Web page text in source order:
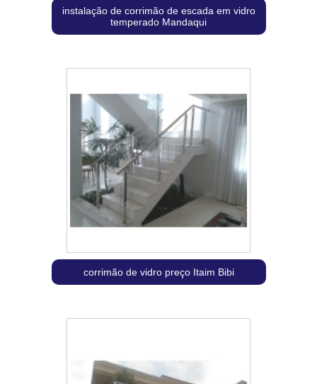
instalação de corrimão de escada em vidro
temperado Mandaqui
corrimão de vidro preço Itaim Bibi